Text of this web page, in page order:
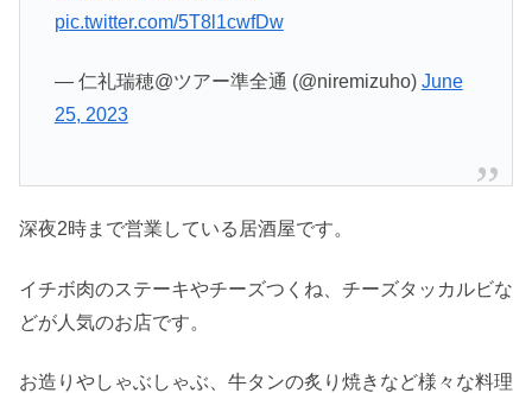
pic.twitter.com/5T8l1cwfDw
— 仁礼瑞穂@ツアー準全通 (@niremizuho) June
25, 2023
深夜2時まで営業している居酒屋です。
イチボ肉のステーキやチーズつくね、チーズタッカルビな
どが人気のお店です。
お造りやしゃぶしゃぶ、牛タンの炙り焼きなど様々な料理